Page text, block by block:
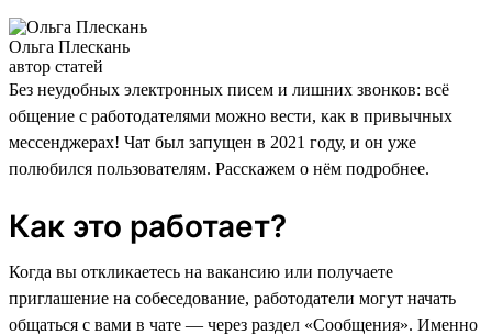
Ольга Плескань
автор статей
Без неудобных электронных писем и лишних звонков: всё
общение с работодателями можно вести, как в привычных
мессенджерах! Чат был запущен в 2021 году, и он уже
полюбился пользователям. Расскажем о нём подробнее.
Как это работает?
Когда вы откликаетесь на вакансию или получаете
приглашение на собеседование, работодатели могут начать
общаться с вами в чате — через раздел «Сообщения». Именно